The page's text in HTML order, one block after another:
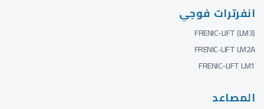
انفرترات فوجي
FRENIC-LIFT (LM3)
FRENIC-LIFT LM2A
FRENIC-LIFT LM1
المصاعد